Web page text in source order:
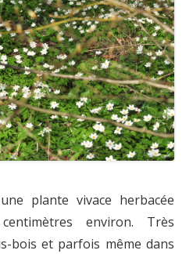
plante vivace herbacée
environ. Très
bois et parfois même dans